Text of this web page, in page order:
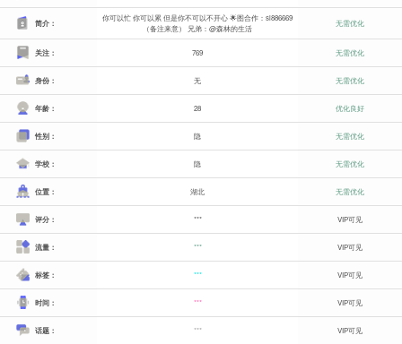
简介：
你可以忙 你可以累 但是你不可以不开心 🌟图合作：sl886669
（备注来意） 兄弟：@森林的生活
无需优化
关注： 769 无需优化
身份： 无 无需优化
年龄： 28 优化良好
性别： 隐 无需优化
学校： 隐 无需优化
位置： 湖北 无需优化
评分： *** VIP可见
流量： *** VIP可见
标签： *** VIP可见
时间： *** VIP可见
话题： *** VIP可见